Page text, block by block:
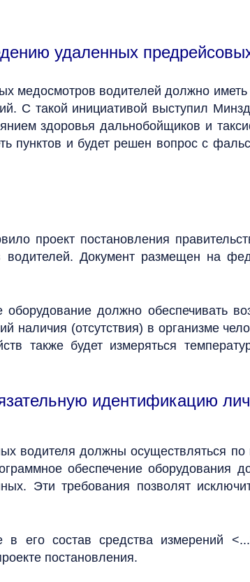
удаленных
медосмотров водителей должно
С такой инициативой выступил
здоровья дальнобойщиков и
пунктов и будет решен вопрос с
проект постановления
водителей. Документ размещен на
должно обеспечивать
наличия (отсутствия) в организме
также будет измеряться
идентификацию
водителя должны осуществляться
обеспечение оборудования
Эти требования позволят
его состав средства измерений
постановления.